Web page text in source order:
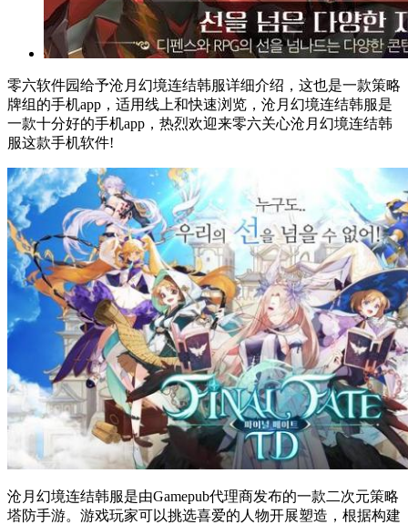
零六软件园给予沧月幻境连结韩服详细介绍，这也是一款策略
牌组的手机app，适用线上和快速浏览，沧月幻境连结韩服是
一款十分好的手机app，热烈欢迎来零六关心沧月幻境连结韩
服这款手机软件!
沧月幻境连结韩服是由Gamepub代理商发布的一款二次元策略
塔防手游。游戏玩家可以挑选喜爱的人物开展塑造，根据构建